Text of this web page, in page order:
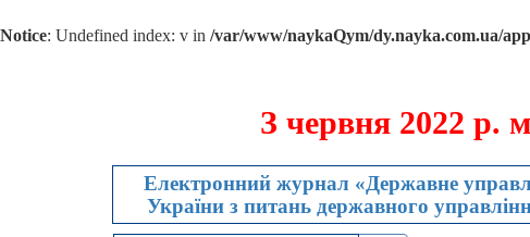
Notice: Undefined index: v in /var/www/naykaQym/dy.nayka.com.ua/
З червня 2022 р.
Електронний журнал «Державне
України з питань державного